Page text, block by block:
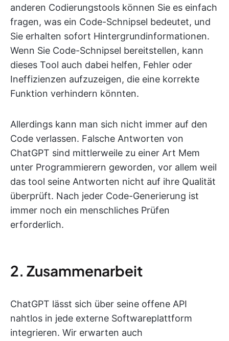
anderen Codierungstools können Sie es einfach
fragen, was ein Code-Schnipsel bedeutet, und
Sie erhalten sofort Hintergrundinformationen.
Wenn Sie Code-Schnipsel bereitstellen, kann
dieses Tool auch dabei helfen, Fehler oder
Ineffizienzen aufzuzeigen, die eine korrekte
Funktion verhindern könnten.
Allerdings kann man sich nicht immer auf den
Code verlassen. Falsche Antworten von
ChatGPT sind mittlerweile zu einer Art Mem
unter Programmierern geworden, vor allem weil
das tool seine Antworten nicht auf ihre Qualität
überprüft. Nach jeder Code-Generierung ist
immer noch ein menschliches Prüfen
erforderlich.
2. Zusammenarbeit
ChatGPT lässt sich über seine offene API
nahtlos in jede externe Softwareplattform
integrieren. Wir erwarten auch